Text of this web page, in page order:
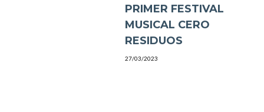
PRIMER FESTIVAL
MUSICAL CERO
RESIDUOS
27/03/2023